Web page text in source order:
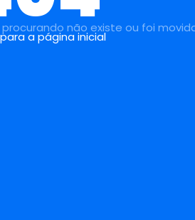
não existe ou foi
a página inicial